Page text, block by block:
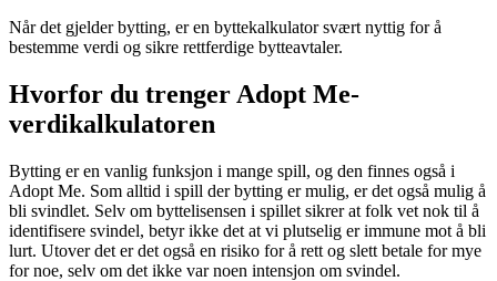
Når det gjelder bytting, er en byttekalkulator svært nyttig for å
bestemme verdi og sikre rettferdige bytteavtaler.
Hvorfor du trenger Adopt Me-
verdikalkulatoren
Bytting er en vanlig funksjon i mange spill, og den finnes også i
Adopt Me. Som alltid i spill der bytting er mulig, er det også mulig å
bli svindlet. Selv om byttelisensen i spillet sikrer at folk vet nok til å
identifisere svindel, betyr ikke det at vi plutselig er immune mot å bli
lurt. Utover det er det også en risiko for å rett og slett betale for mye
for noe, selv om det ikke var noen intensjon om svindel.